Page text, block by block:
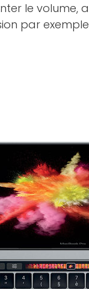
le volume,
par